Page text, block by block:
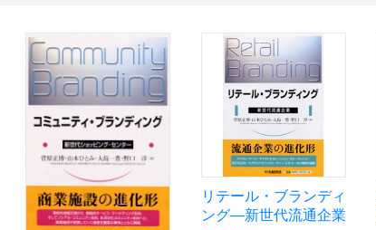
リテール・ブランディ
ング―新世代流通企業